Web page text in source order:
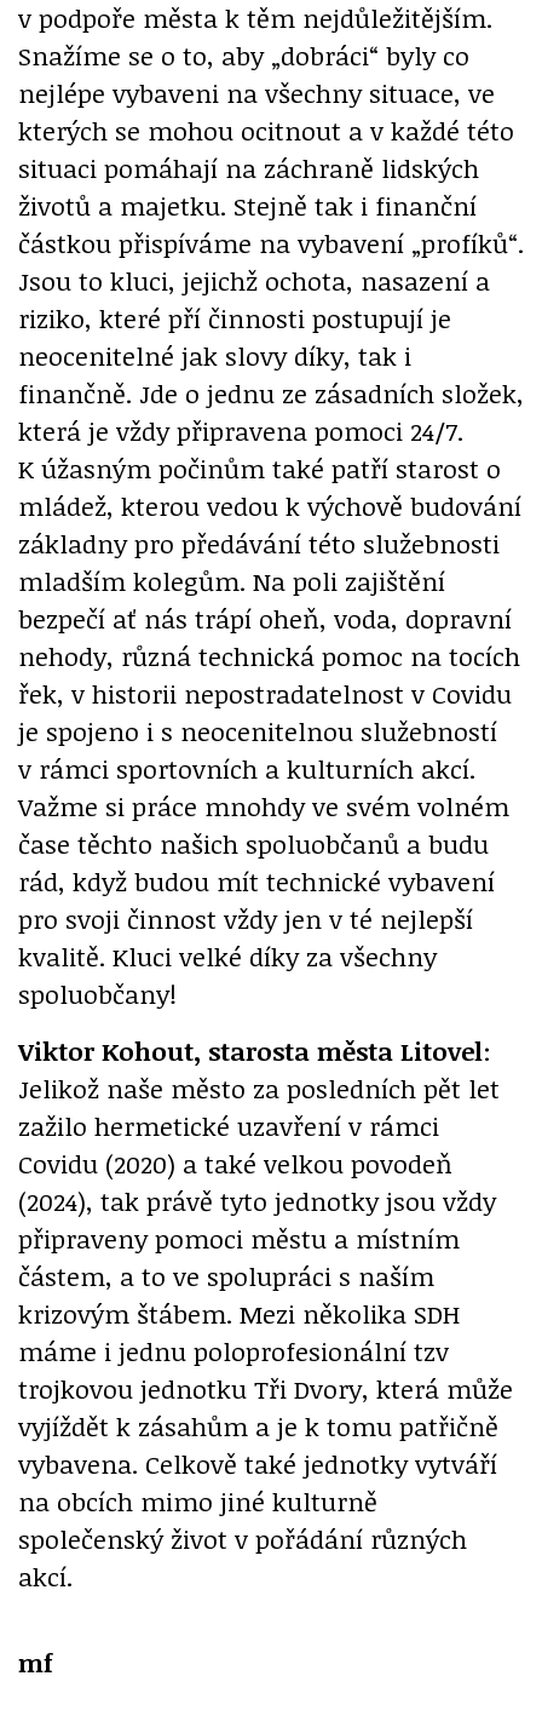
v podpoře města k těm nejdůležitějším.
Snažíme se o to, aby „dobráci“ byly co
nejlépe vybaveni na všechny situace, ve
kterých se mohou ocitnout a v každé této
situaci pomáhají na záchraně lidských
životů a majetku. Stejně tak i finanční
částkou přispíváme na vybavení „profíků“.
Jsou to kluci, jejichž ochota, nasazení a
riziko, které pří činnosti postupují je
neocenitelné jak slovy díky, tak i
finančně. Jde o jednu ze zásadních složek,
která je vždy připravena pomoci 24/7.
K úžasným počinům také patří starost o
mládež, kterou vedou k výchově budování
základny pro předávání této služebnosti
mladším kolegům. Na poli zajištění
bezpečí ať nás trápí oheň, voda, dopravní
nehody, různá technická pomoc na tocích
řek, v historii nepostradatelnost v Covidu
je spojeno i s neocenitelnou služebností
v rámci sportovních a kulturních akcí.
Važme si práce mnohdy ve svém volném
čase těchto našich spoluobčanů a budu
rád, když budou mít technické vybavení
pro svoji činnost vždy jen v té nejlepší
kvalitě. Kluci velké díky za všechny
spoluobčany!
Viktor Kohout, starosta města Litovel:
Jelikož naše město za posledních pět let
zažilo hermetické uzavření v rámci
Covidu (2020) a také velkou povodeň
(2024), tak právě tyto jednotky jsou vždy
připraveny pomoci městu a místním
částem, a to ve spolupráci s naším
krizovým štábem. Mezi několika SDH
máme i jednu poloprofesionální tzv
trojkovou jednotku Tři Dvory, která může
vyjíždět k zásahům a je k tomu patřičně
vybavena. Celkově také jednotky vytváří
na obcích mimo jiné kulturně
společenský život v pořádání různých
akcí.
mf